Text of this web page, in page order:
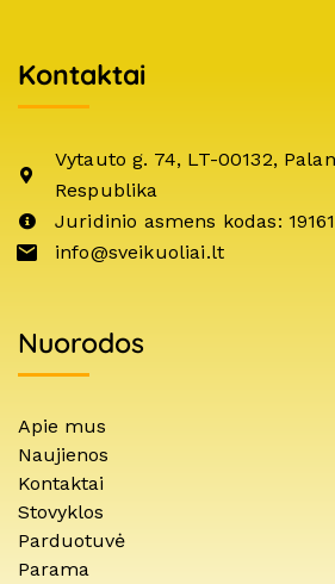
Kontaktai
Vytauto g. 74, LT-00132,
Respublika
Juridinio asmens kodas:
info@sveikuoliai.lt
Nuorodos
Apie mus
Naujienos
Kontaktai
Stovyklos
Parduotuvė
Parama